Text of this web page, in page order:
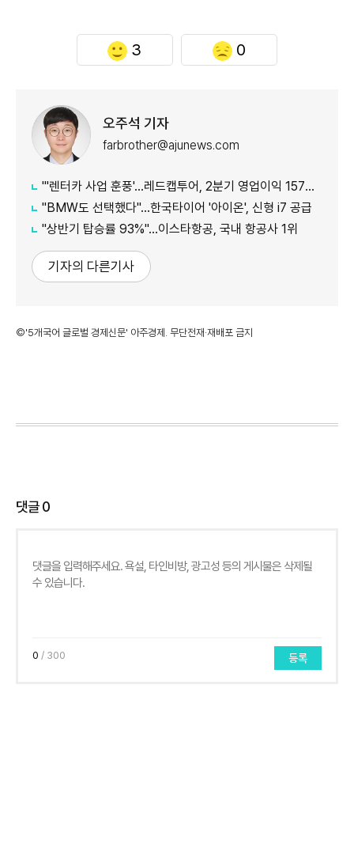
3 0
오주석 기자
farbrother@ajunews.com
"'렌터카 사업 훈풍'…레드캡투어, 2분기 영업이익 157억원
"BMW도 선택했다"…한국타이어 '아이온', 신형 i7 공급
"상반기 탑승률 93%"…이스타항공, 국내 항공사 1위
기자의 다른기사
©'5개국어 글로벌 경제신문' 아주경제. 무단전재·재배포 금지
댓글0
0 / 300 등록